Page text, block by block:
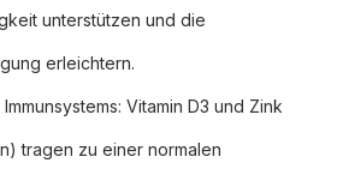
unterstützen und die
erleichtern.
Vitamin D3 und Zink
tragen zu einer normalen